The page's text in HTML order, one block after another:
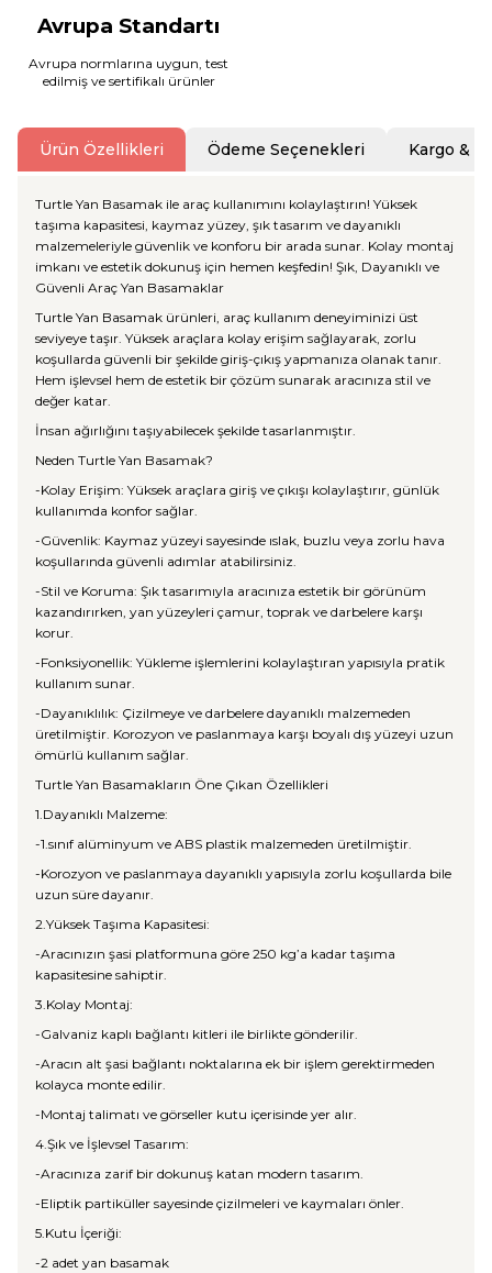
Avrupa Standartı
Avrupa normlarına uygun, test
edilmiş ve sertifikalı ürünler
Ürün Özellikleri Ödeme Seçenekleri Kargo &
Turtle Yan Basamak ile araç kullanımını kolaylaştırın! Yüksek
taşıma kapasitesi, kaymaz yüzey, şık tasarım ve dayanıklı
malzemeleriyle güvenlik ve konforu bir arada sunar. Kolay montaj
imkanı ve estetik dokunuş için hemen keşfedin! Şık, Dayanıklı ve
Güvenli Araç Yan Basamaklar
Turtle Yan Basamak ürünleri, araç kullanım deneyiminizi üst
seviyeye taşır. Yüksek araçlara kolay erişim sağlayarak, zorlu
koşullarda güvenli bir şekilde giriş-çıkış yapmanıza olanak tanır.
Hem işlevsel hem de estetik bir çözüm sunarak aracınıza stil ve
değer katar.
İnsan ağırlığını taşıyabilecek şekilde tasarlanmıştır.
Neden Turtle Yan Basamak?
-Kolay Erişim: Yüksek araçlara giriş ve çıkışı kolaylaştırır, günlük
kullanımda konfor sağlar.
-Güvenlik: Kaymaz yüzeyi sayesinde ıslak, buzlu veya zorlu hava
koşullarında güvenli adımlar atabilirsiniz.
-Stil ve Koruma: Şık tasarımıyla aracınıza estetik bir görünüm
kazandırırken, yan yüzeyleri çamur, toprak ve darbelere karşı
korur.
-Fonksiyonellik: Yükleme işlemlerini kolaylaştıran yapısıyla pratik
kullanım sunar.
-Dayanıklılık: Çizilmeye ve darbelere dayanıklı malzemeden
üretilmiştir. Korozyon ve paslanmaya karşı boyalı dış yüzeyi uzun
ömürlü kullanım sağlar.
Turtle Yan Basamakların Öne Çıkan Özellikleri
1.Dayanıklı Malzeme:
-1.sınıf alüminyum ve ABS plastik malzemeden üretilmiştir.
-Korozyon ve paslanmaya dayanıklı yapısıyla zorlu koşullarda bile
uzun süre dayanır.
2.Yüksek Taşıma Kapasitesi:
-Aracınızın şasi platformuna göre 250 kg’a kadar taşıma
kapasitesine sahiptir.
3.Kolay Montaj:
-Galvaniz kaplı bağlantı kitleri ile birlikte gönderilir.
-Aracın alt şasi bağlantı noktalarına ek bir işlem gerektirmeden
kolayca monte edilir.
-Montaj talimatı ve görseller kutu içerisinde yer alır.
4.Şık ve İşlevsel Tasarım:
-Aracınıza zarif bir dokunuş katan modern tasarım.
-Eliptik partiküller sayesinde çizilmeleri ve kaymaları önler.
5.Kutu İçeriği:
-2 adet yan basamak